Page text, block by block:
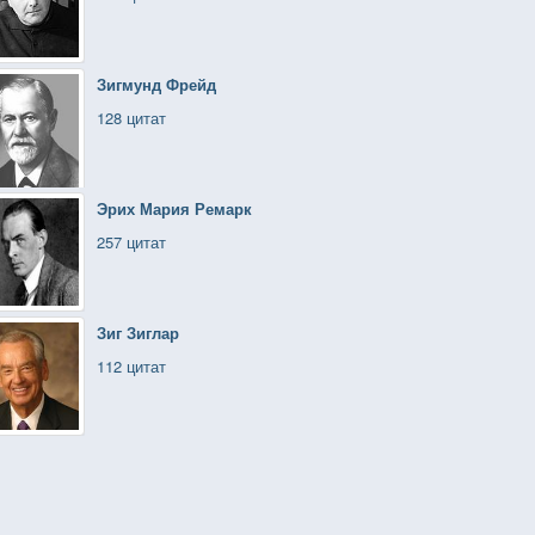
Зигмунд Фрейд
128 цитат
Эрих Мария Ремарк
257 цитат
Зиг Зиглар
112 цитат